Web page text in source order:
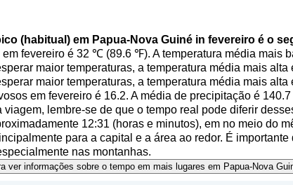
(habitual) em Papua-Nova Guiné in fevereiro é o
em fevereiro é 32 ℃ (89.6 ℉). A temperatura média
maior temperaturas, a temperatura média mais
maior temperaturas, a temperatura média mais
em fevereiro é 16.2. A média de precipitação é 140.7
viagem, lembre-se de que o tempo real pode diferir
12:31 (horas e minutos), em no meio do
para a capital e a área ao redor. É
nas montanhas.
ver informações sobre o tempo em mais lugares em Papua-Nova